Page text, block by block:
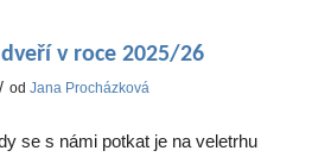
v roce 2025/26
/ od Jana Procházková
se s námi potkat je na veletrhu